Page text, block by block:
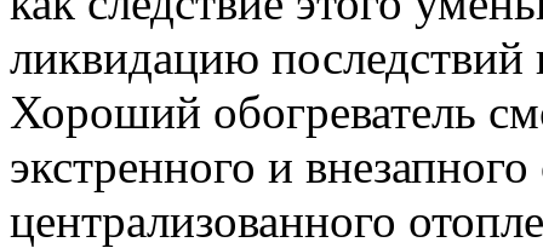
ликвидацию последствий
Хороший обогреватель
экстренного и
централизованного